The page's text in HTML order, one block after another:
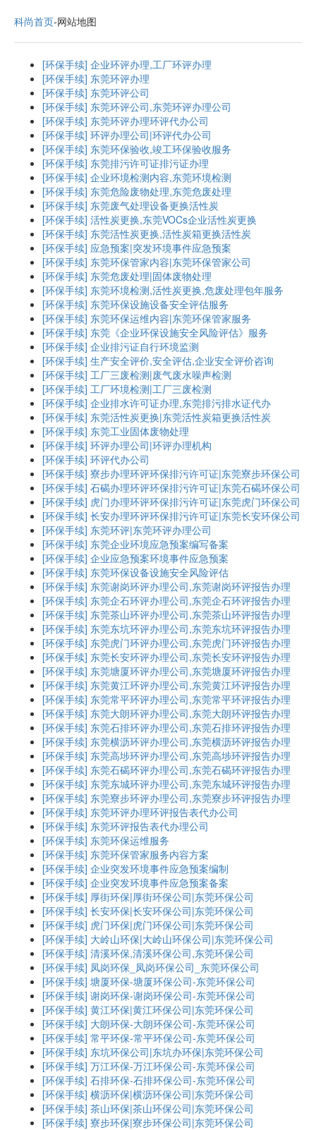
科尚首页-网站地图
[环保手续] 企业环评办理,工厂环评办理
[环保手续] 东莞环评办理
[环保手续] 东莞环评公司
[环保手续] 东莞环评公司,东莞环评办理公司
[环保手续] 东莞环评办理环评代办公司
[环保手续] 环评办理公司|环评代办公司
[环保手续] 东莞环保验收,竣工环保验收服务
[环保手续] 东莞排污许可证排污证办理
[环保手续] 企业环境检测内容,东莞环境检测
[环保手续] 东莞危险废物处理,东莞危废处理
[环保手续] 东莞废气处理设备更换活性炭
[环保手续] 活性炭更换,东莞VOCs企业活性炭更换
[环保手续] 东莞活性炭更换,活性炭箱更换活性炭
[环保手续] 应急预案|突发环境事件应急预案
[环保手续] 东莞环保管家内容|东莞环保管家公司
[环保手续] 东莞危废处理|固体废物处理
[环保手续] 东莞环境检测,活性炭更换,危废处理包年服务
[环保手续] 东莞环保设施设备安全评估服务
[环保手续] 东莞环保运维内容|东莞环保管家服务
[环保手续] 东莞《企业环保设施安全风险评估》服务
[环保手续] 企业排污证自行环境监测
[环保手续] 生产安全评价,安全评估,企业安全评价咨询
[环保手续] 工厂三废检测|废气废水噪声检测
[环保手续] 工厂环境检测|工厂三废检测
[环保手续] 企业排水许可证办理,东莞排污排水证代办
[环保手续] 东莞活性炭更换|东莞活性炭箱更换活性炭
[环保手续] 东莞工业固体废物处理
[环保手续] 环评办理公司|环评办理机构
[环保手续] 环评代办公司
[环保手续] 寮步办理环评环保排污许可证|东莞寮步环保公司
[环保手续] 石碣办理环评环保排污许可证|东莞石碣环保公司
[环保手续] 虎门办理环评环保排污许可证|东莞虎门环保公司
[环保手续] 长安办理环评环保排污许可证|东莞长安环保公司
[环保手续] 东莞环评|东莞环评办理公司
[环保手续] 东莞企业环境应急预案编写备案
[环保手续] 企业应急预案环境事件应急预案
[环保手续] 东莞环保设备设施安全风险评估
[环保手续] 东莞谢岗环评办理公司,东莞谢岗环评报告办理
[环保手续] 东莞企石环评办理公司,东莞企石环评报告办理
[环保手续] 东莞茶山环评办理公司,东莞茶山环评报告办理
[环保手续] 东莞东坑环评办理公司,东莞东坑环评报告办理
[环保手续] 东莞虎门环评办理公司,东莞虎门环评报告办理
[环保手续] 东莞长安环评办理公司,东莞长安环评报告办理
[环保手续] 东莞塘厦环评办理公司,东莞塘厦环评报告办理
[环保手续] 东莞黄江环评办理公司,东莞黄江环评报告办理
[环保手续] 东莞常平环评办理公司,东莞常平环评报告办理
[环保手续] 东莞大朗环评办理公司,东莞大朗环评报告办理
[环保手续] 东莞石排环评办理公司,东莞石排环评报告办理
[环保手续] 东莞横沥环评办理公司,东莞横沥环评报告办理
[环保手续] 东莞高埗环评办理公司,东莞高埗环评报告办理
[环保手续] 东莞石碣环评办理公司,东莞石碣环评报告办理
[环保手续] 东莞东城环评办理公司,东莞东城环评报告办理
[环保手续] 东莞寮步环评办理公司,东莞寮步环评报告办理
[环保手续] 东莞环评办理环评报告表代办公司
[环保手续] 东莞环评报告表代办理公司
[环保手续] 东莞环保运维服务
[环保手续] 东莞环保管家服务内容方案
[环保手续] 企业突发环境事件应急预案编制
[环保手续] 企业突发环境事件应急预案备案
[环保手续] 厚街环保|厚街环保公司|东莞环保公司
[环保手续] 长安环保|长安环保公司|东莞环保公司
[环保手续] 虎门环保|虎门环保公司|东莞环保公司
[环保手续] 大岭山环保|大岭山环保公司|东莞环保公司
[环保手续] 清溪环保,清溪环保公司,东莞环保公司
[环保手续] 凤岗环保_凤岗环保公司_东莞环保公司
[环保手续] 塘厦环保-塘厦环保公司-东莞环保公司
[环保手续] 谢岗环保-谢岗环保公司-东莞环保公司
[环保手续] 黄江环保|黄江环保公司|东莞环保公司
[环保手续] 大朗环保-大朗环保公司-东莞环保公司
[环保手续] 常平环保-常平环保公司-东莞环保公司
[环保手续] 东坑环保公司|东坑办环保|东莞环保公司
[环保手续] 万江环保-万江环保公司-东莞环保公司
[环保手续] 石排环保-石排环保公司-东莞环保公司
[环保手续] 横沥环保|横沥环保公司|东莞环保公司
[环保手续] 茶山环保|茶山环保公司|东莞环保公司
[环保手续] 寮步环保|寮步环保公司|东莞环保公司